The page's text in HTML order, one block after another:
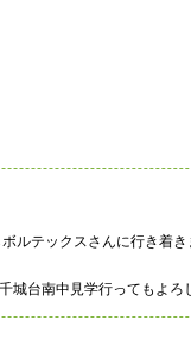
ルテックスさんに行き着
城台南中見学行ってもよろ